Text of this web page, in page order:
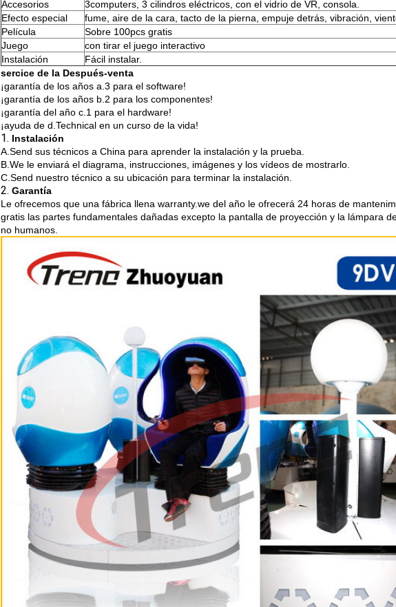
Accesorios
3computers, 3 cilindros eléctricos, con el vidrio de VR, consola.
Efecto especial
fume, aire de la cara, tacto de la pierna, empuje detrás, vibración,
Película
Sobre 100pcs gratis
Juego
con tirar el juego interactivo
Instalación
Fácil instalar.
sercice de la Después-venta
¡garantía de los años a.3 para el software!
¡garantía de los años b.2 para los componentes!
¡garantía del año c.1 para el hardware!
¡ayuda de d.Technical en un curso de la vida!
1. Instalación
A.Send sus técnicos a China para aprender la instalación y la prueba.
B.We le enviará el diagrama, instrucciones, imágenes y los vídeos de mostrarlo.
C.Send nuestro técnico a su ubicación para terminar la instalación.
2. Garantía
Le ofrecemos que una fábrica llena warranty.we del año le ofrecerá 24 horas de
gratis las partes fundamentales dañadas excepto la pantalla de proyección y la lámpara
no humanos.